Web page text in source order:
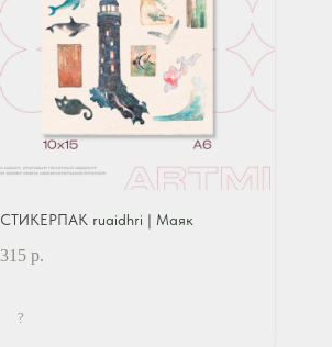
СТИКЕРПАК ruaidhri | Маяк
315 р.
?